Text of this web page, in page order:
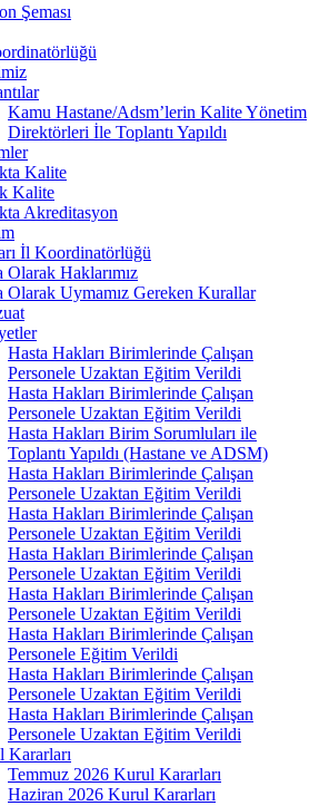
Şeması
Kamu Hastane/Adsm’lerin Kalite Yönetim
Direktörleri İle Toplantı Yapıldı
Kalite
Kalite
Akreditasyon
İl Koordinatörlüğü
Olarak Haklarımız
Olarak Uymamız Gereken Kurallar
Hasta Hakları Birimlerinde Çalışan
Personele Uzaktan Eğitim Verildi
Hasta Hakları Birimlerinde Çalışan
Personele Uzaktan Eğitim Verildi
Hasta Hakları Birim Sorumluları ile
Toplantı Yapıldı (Hastane ve ADSM)
Hasta Hakları Birimlerinde Çalışan
Personele Uzaktan Eğitim Verildi
Hasta Hakları Birimlerinde Çalışan
Personele Uzaktan Eğitim Verildi
Hasta Hakları Birimlerinde Çalışan
Personele Uzaktan Eğitim Verildi
Hasta Hakları Birimlerinde Çalışan
Personele Uzaktan Eğitim Verildi
Hasta Hakları Birimlerinde Çalışan
Personele Eğitim Verildi
Hasta Hakları Birimlerinde Çalışan
Personele Uzaktan Eğitim Verildi
Hasta Hakları Birimlerinde Çalışan
Personele Uzaktan Eğitim Verildi
Kararları
Temmuz 2026 Kurul Kararları
Haziran 2026 Kurul Kararları